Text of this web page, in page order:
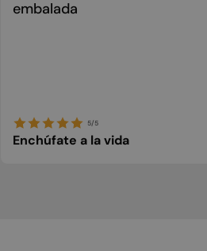
embalada
5/5
Enchúfate a la vida